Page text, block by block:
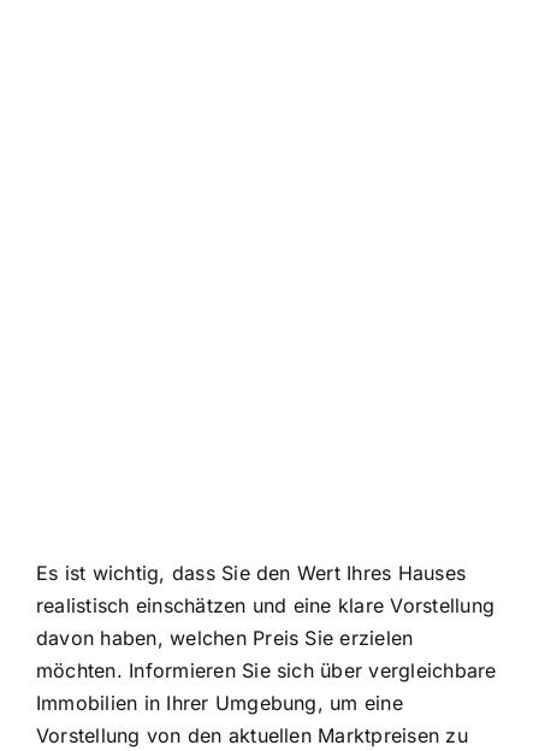
Es ist wichtig, dass Sie den Wert Ihres Hauses
realistisch einschätzen und eine klare Vorstellung
davon haben, welchen Preis Sie erzielen
möchten. Informieren Sie sich über vergleichbare
Immobilien in Ihrer Umgebung, um eine
Vorstellung von den aktuellen Marktpreisen zu